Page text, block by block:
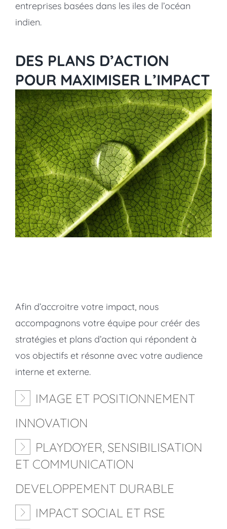
entreprises basées dans les iles de l’océan
indien.
DES PLANS D’ACTION
POUR MAXIMISER L’IMPACT
Afin d’accroitre votre impact, nous
accompagnons votre équipe pour créér des
stratégies et plans d’action qui répondent à
vos objectifs et résonne avec votre audience
interne et externe.
IMAGE ET POSITIONNEMENT
INNOVATION
PLAYDOYER, SENSIBILISATION
ET COMMUNICATION
DEVELOPPEMENT DURABLE
IMPACT SOCIAL ET RSE